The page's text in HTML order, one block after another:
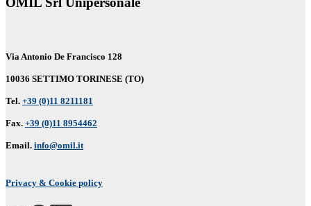
Via Antonio De Francisco 128
10036 SETTIMO TORINESE (TO)
Tel. +39 (0)11 8211181
Fax. +39 (0)11 8954462
Email. info@omil.it
Privacy & Cookie policy